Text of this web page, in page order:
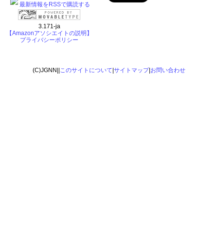
最新情報をRSSで購読する
3.171-ja
【Amazonアソシエイトの説明】
プライバシーポリシー
(C)JGNN|| このサイトについて サイトマップ| お問い合わせ